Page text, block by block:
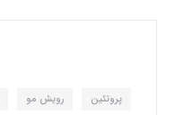
پروتئین رویش مو